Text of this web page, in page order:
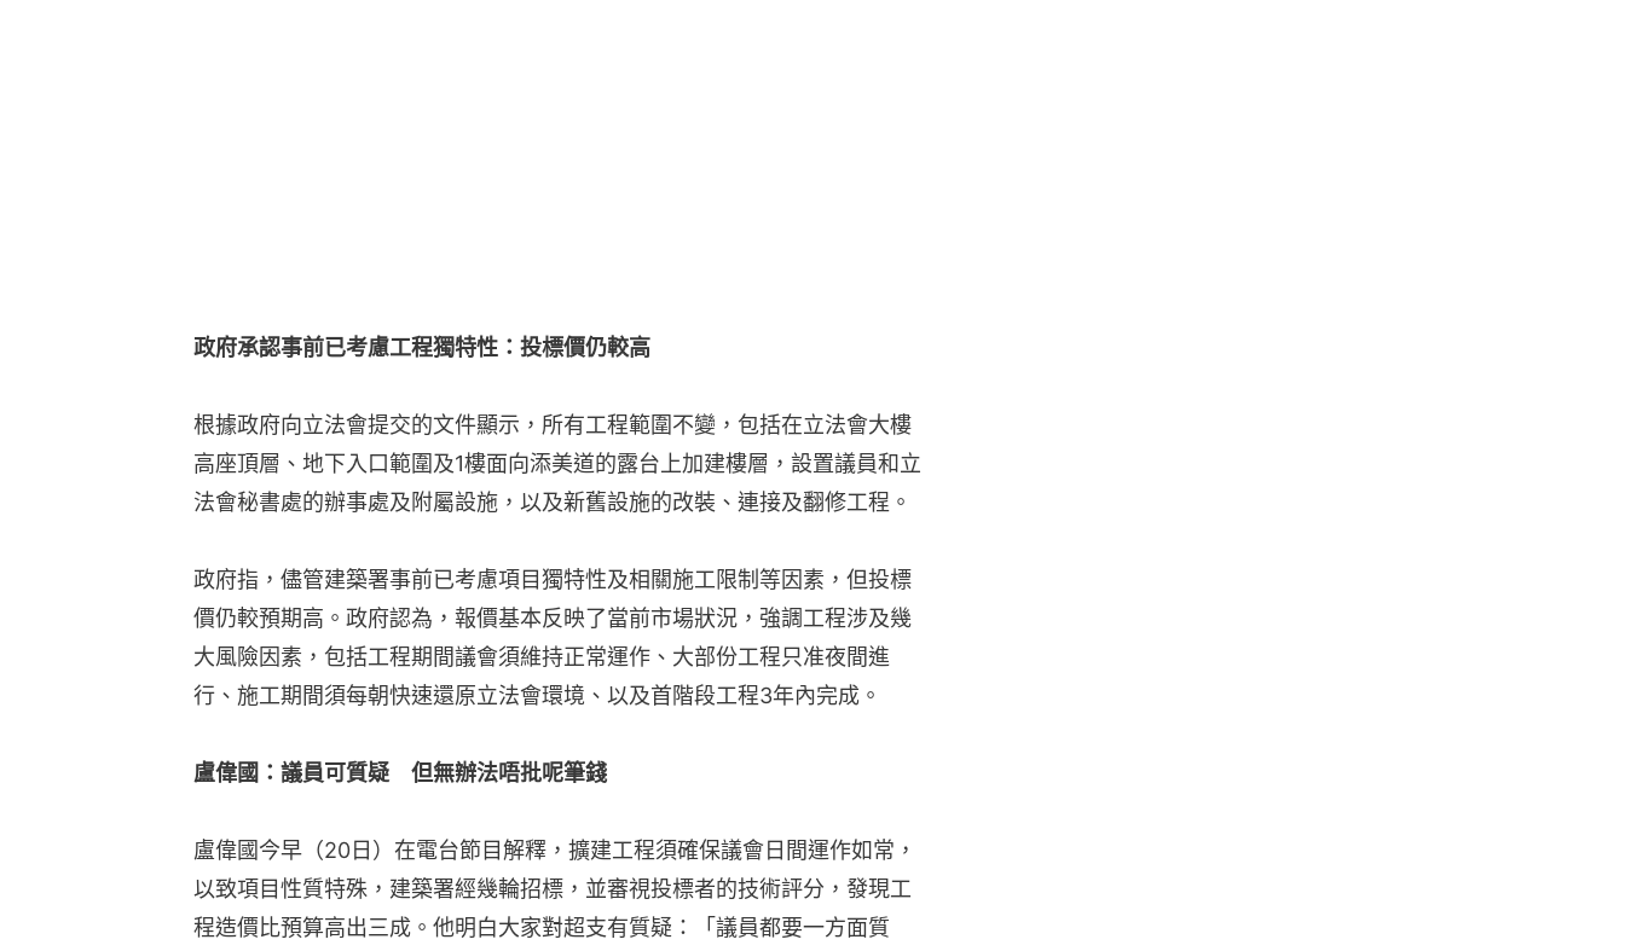
政府承認事前已考慮工程獨特性：投標價仍較高
根據政府向立法會提交的文件顯示，所有工程範圍不變，包括在立法會大樓
高座頂層、地下入口範圍及1樓面向添美道的露台上加建樓層，設置議員和立
法會秘書處的辦事處及附屬設施，以及新舊設施的改裝、連接及翻修工程。
政府指，儘管建築署事前已考慮項目獨特性及相關施工限制等因素，但投標
價仍較預期高。政府認為，報價基本反映了當前市場狀況，強調工程涉及幾
大風險因素，包括工程期間議會須維持正常運作、大部份工程只准夜間進
行、施工期間須每朝快速還原立法會環境、以及首階段工程3年內完成。
盧偉國：議員可質疑　但無辦法唔批呢筆錢
盧偉國今早（20日）在電台節目解釋，擴建工程須確保議會日間運作如常，
以致項目性質特殊，建築署經幾輪招標，並審視投標者的技術評分，發現工
程造價比預算高出三成。他明白大家對超支有質疑：「議員都要一方面質